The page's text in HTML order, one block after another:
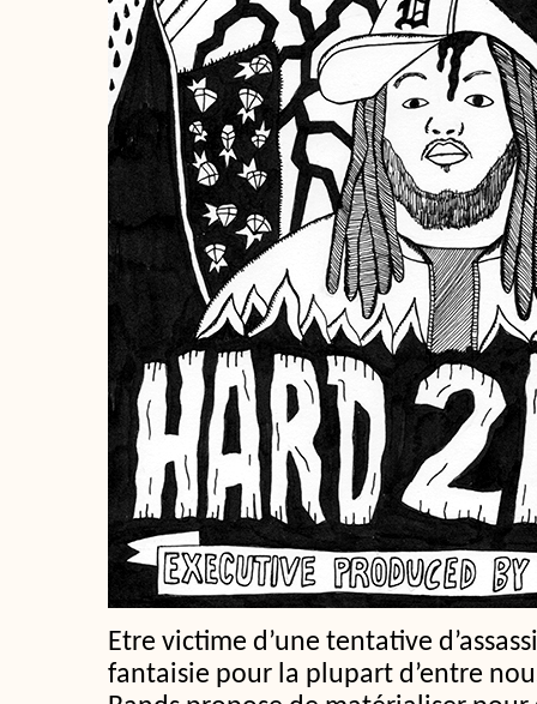
Etre victime d’une tentative
fantaisie pour la plupart d’entre